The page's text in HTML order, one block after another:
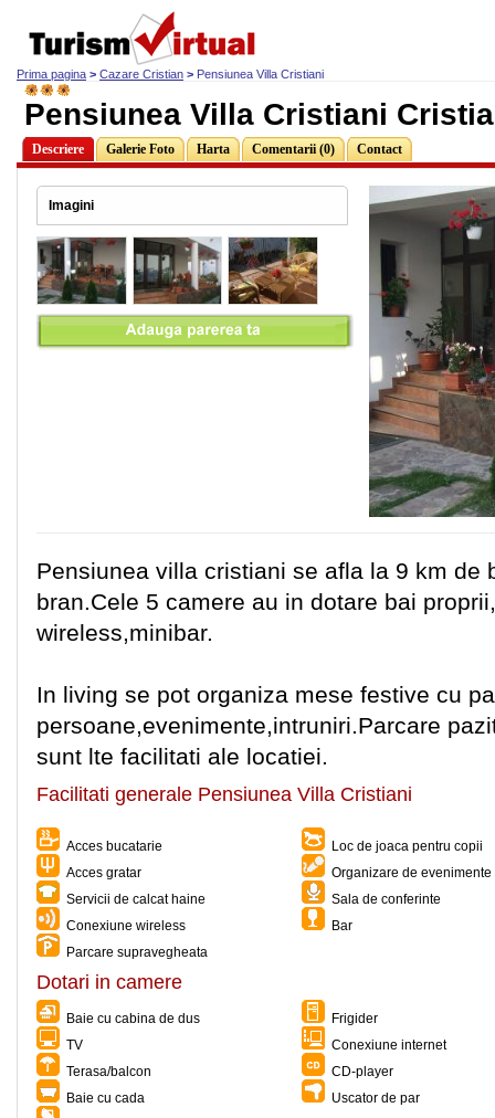
Prima pagina > Cazare Cristian > Pensiunea Villa Cristiani
Pensiunea Villa Cristiani
Descriere Galerie Foto Harta Comentarii (0) Contact
Imagini
Pensiunea villa cristiani se afla la 9 km de
bran.Cele 5 camere au in dotare bai
wireless,minibar.
In living se pot organiza mese festive cu
persoane,evenimente,intruniri.Parcare
sunt lte facilitati ale locatiei.
Facilitati generale Pensiunea Villa Cristiani
Acces bucatarie
Loc de joaca pentru copii
Acces gratar
Organizare de
Servicii de calcat haine
Sala de conferinte
Conexiune wireless
Bar
Parcare supravegheata
Dotari in camere
Baie cu cabina de dus
Frigider
TV
Conexiune internet
Terasa/balcon
CD-player
Baie cu cada
Uscator de par